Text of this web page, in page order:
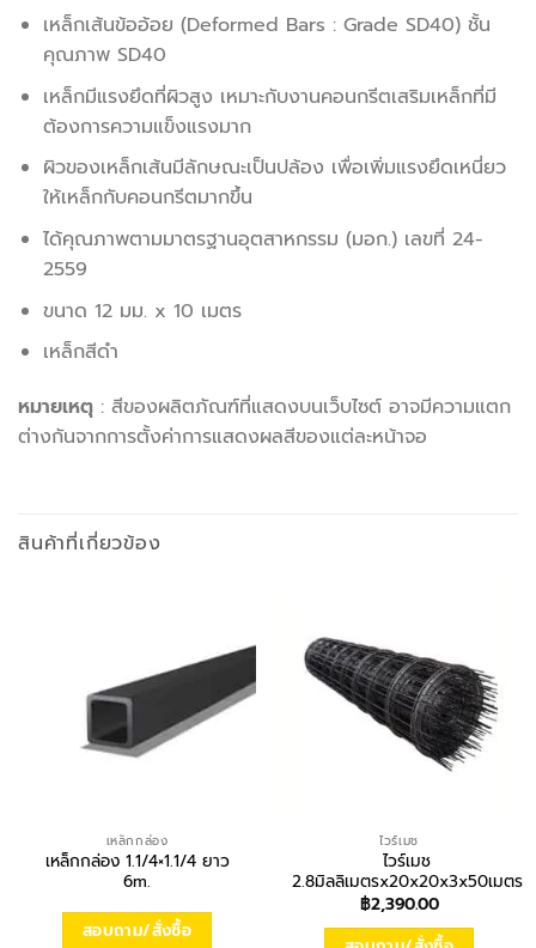
เหล็กเส้นข้ออ้อย (Deformed Bars : Grade SD40) ชั้น
คุณภาพ SD40
เหล็กมีแรงยึดที่ผิวสูง เหมาะกับงานคอนกรีตเสริมเหล็กที่มี
ต้องการความแข็งแรงมาก
ผิวของเหล็กเส้นมีลักษณะเป็นปล้อง เพื่อเพิ่มแรงยึดเหนี่ยว
ให้เหล็กกับคอนกรีตมากขึ้น
ได้คุณภาพตามมาตรฐานอุตสาหกรรม (มอก.) เลขที่ 24-
2559
ขนาด 12 มม. x 10 เมตร
เหล็กสีดำ
หมายเหตุ : สีของผลิตภัณฑ์ที่แสดงบนเว็บไซต์ อาจมีความแตก
ต่างกันจากการตั้งค่าการแสดงผลสีของแต่ละหน้าจอ
สินค้าที่เกี่ยวข้อง
เหล็กกล่อง
เหล็กกล่อง 1.1/4×1.1/4 ยาว
6m.
สอบถาม/สั่งซื้อ
ไวร์เมช
ไวร์เมช
2.8มิลลิเมตรx20x20x3x50เมตร
฿2,390.00